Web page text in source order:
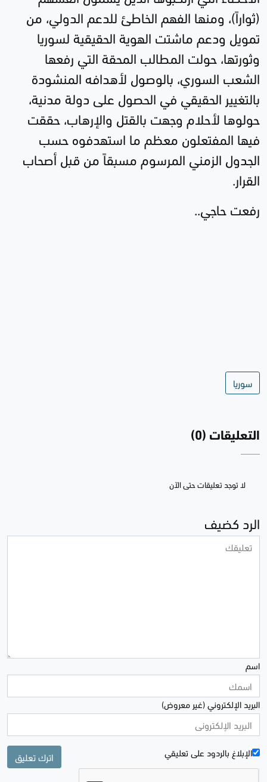
(ثواراً)، ومنها الفهم الخاطئ للدعم الدولي، من
تمويل ودعم ماشتت الهوية الحقيقية لسوريا
وثورتها، حولت المطالب المحقة التي رفعها
الشعب السوري، بالوصول لأهدافه المنشودة
بالتغيير الحقيقي في الحصول على دولة مدنية،
حولوها لأحلام وجهت بالقتل والإرهاب، حققت
فيها المفتعلون معظم ما استهدفوه حسب
الجدول الزمني المرسوم مسبقاً من قبل أصحاب
القرار.
رفعت حاجي..
سوريا
التعليقات (0)
لا توجد تعليقات حتى الآن
الرد كضيف
اسم
البريد الإلكتروني (غير معروض)
الإبلاغ بالردود علی تعليقي اترك تعليق